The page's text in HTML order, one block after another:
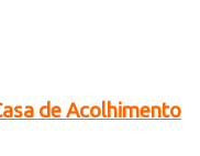
de Acolhimento